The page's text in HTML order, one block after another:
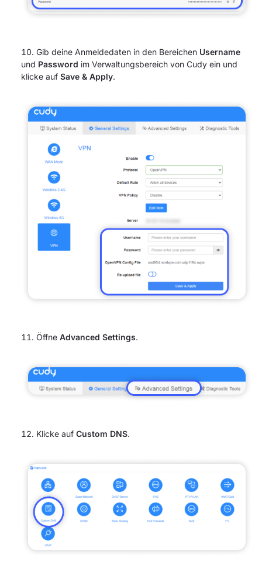
Gib deine Anmeldedaten in den Bereichen Username
und Password im Verwaltungsbereich von Cudy ein und
klicke auf Save & Apply.
Öffne Advanced Settings.
Klicke auf Custom DNS.